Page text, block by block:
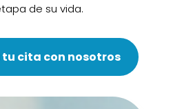
de su vida.
tu cita con nosotros